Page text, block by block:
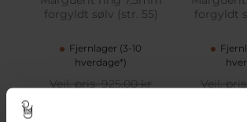
forgyldt sølv (str. 55)
Fjernlager (3-10
hverdage*)
Vejl. pris925,00 kr
forgyldt
Vejl. pris
Spar